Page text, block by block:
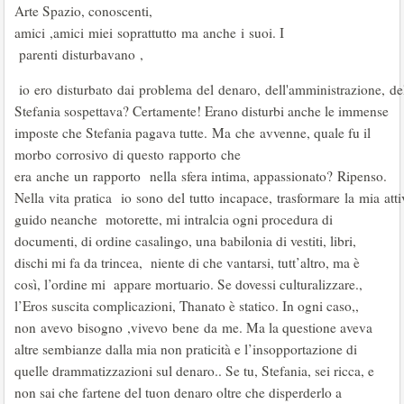
Arte Spazio, conoscenti,
amici ,amici miei soprattutto ma anche i suoi. I
parenti disturbavano ,
io ero disturbato dai problema del denaro, dell'amministrazione,
Stefania sospettava? Certamente! Erano disturbi anche le immense
imposte che Stefania pagava tutte. Ma che avvenne, quale fu il
morbo corrosivo di questo rapporto che
era anche un rapporto nella sfera intima, appassionato? Ripenso.
Nella vita pratica io sono del tutto incapace, trasformare la mia
guido neanche motorette, mi intralcia ogni procedura di
documenti, di ordine casalingo, una babilonia di vestiti, libri,
dischi mi fa da trincea, niente di che vantarsi, tutt’altro, ma è
così, l’ordine mi appare mortuario. Se dovessi culturalizzare.,
l’Eros suscita complicazioni, Thanato è statico. In ogni caso,,
non avevo bisogno ,vivevo bene da me. Ma la questione aveva
altre sembianze dalla mia non praticità e l’insopportazione di
quelle drammatizzazioni sul denaro.. Se tu, Stefania, sei ricca, e
non sai che fartene del tuon denaro oltre che disperderlo a